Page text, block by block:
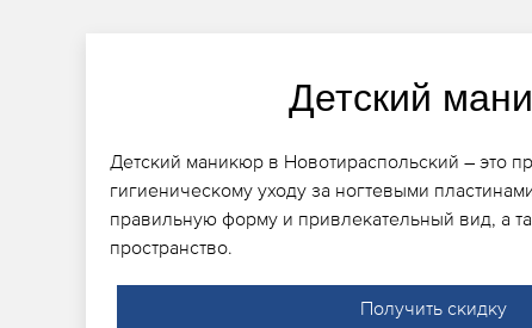
Детский
Детский маникюр в Новотираспольский – это
гигиеническому уходу за ногтевыми
правильную форму и привлекательный вид, а
пространство.
Получить скидку